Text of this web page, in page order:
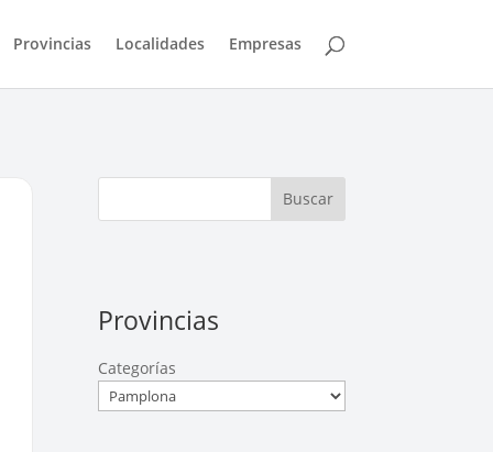
Provincias Localidades Empresas
Buscar
Provincias
Categorías